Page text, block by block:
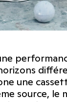
une
source,